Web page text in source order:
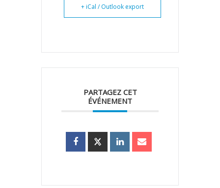
+ iCal / Outlook export
PARTAGEZ CET
ÉVÉNEMENT